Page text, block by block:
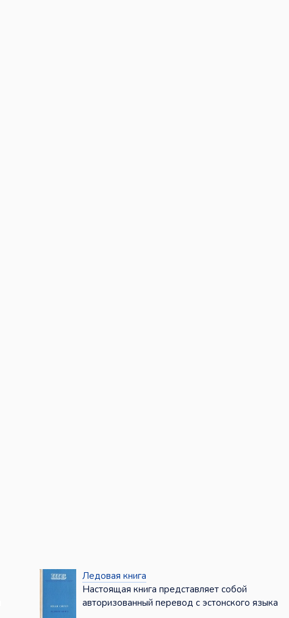
Ледовая книга
Настоящая книга представляет собой
авторизованный перевод с эстонского языка